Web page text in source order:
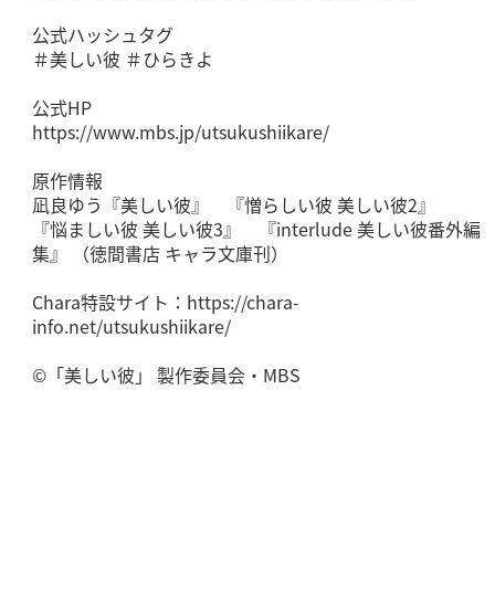
公式ハッシュタグ
＃美しい彼 ＃ひらきよ
公式HP
https://www.mbs.jp/utsukushiikare/
原作情報
凪良ゆう『美しい彼』 『憎らしい彼 美しい彼2』
『悩ましい彼 美しい彼3』 『interlude 美しい彼番外編
集』 （徳間書店 キャラ文庫刊）
Chara特設サイト：https://chara-
info.net/utsukushiikare/
©「美しい彼」 製作委員会・MBS